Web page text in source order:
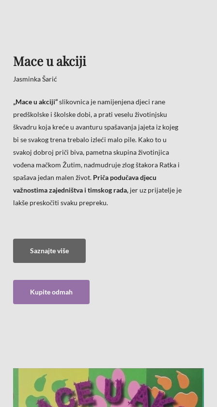
Mace u akciji
Jasminka Šarić
„Mace u akciji“slikovnica je namijenjena djeci rane
predškolske i školske dobi, a prati veselu životinjsku
škvadru koja kreće u avanturu spašavanja jajeta iz kojeg
bi se svakog trena trebalo izleći malo pile. Kako to u
svakoj dobroj priči biva, pametna skupina životinjica
vođena mačkom Žutim, nadmudruje zlog štakora Ratka i
spašava jedan malen život. Priča podučava djecu
važnostima zajedništva i timskog rada,jer uz prijatelje je
lakše preskočiti svaku prepreku.
Saznajte više
Kupite odmah